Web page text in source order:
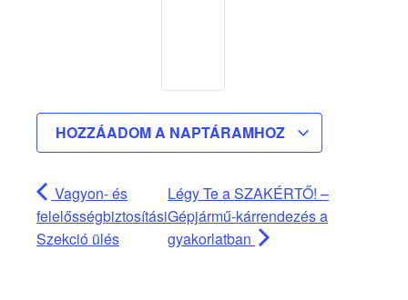
HOZZÁADOM A NAPTÁRAMHOZ
Vagyon- és
felelősségbiztosítási
Szekció ülés
Légy Te a SZAKÉRTŐ! –
Gépjármű-kárrendezés a
gyakorlatban